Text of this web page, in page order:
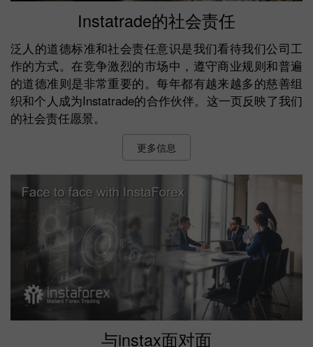
Instatrade的社会责任
泛人的道德标准和社会责任意识是我们看待我们公司工
作的方式。在竞争激烈的市场中，遵守商业规则和普遍
的道德准则是非常重要的。每年都有越来越多的慈善组
织和个人成为Instatrade的合作伙伴。这一页反映了我们
的社会责任愿景。
更多信息
与instax面对面